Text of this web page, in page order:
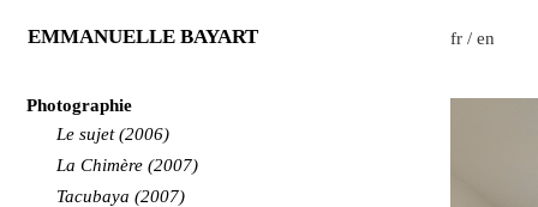
EMMANUELLE BAYART fr / en
Photographie
Le sujet (2006)
La Chimère (2007)
Tacubaya (2007)